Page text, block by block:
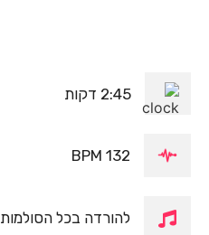
2:45 דקות
132 BPM
להורדה בכל הסולמות